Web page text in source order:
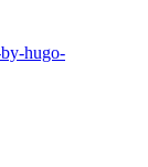
hugo-